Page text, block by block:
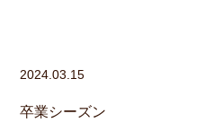
2024.03.15
卒業シーズン